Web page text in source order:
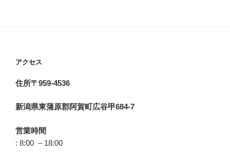
アクセス
住所〒959-4536
新潟県東蒲原郡阿賀町広谷甲684-7
営業時間
: 8:00 – 18:00